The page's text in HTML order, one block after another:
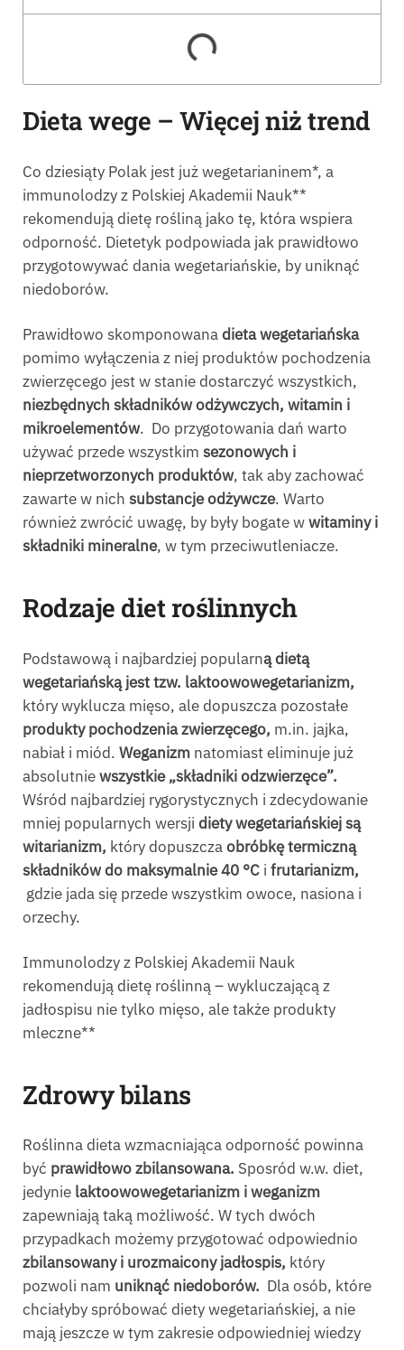
Dieta wege – Więcej niż trend
Co dziesiąty Polak jest już wegetarianinem*, a
immunolodzy z Polskiej Akademii Nauk**
rekomendują dietę rośliną jako tę, która wspiera
odporność. Dietetyk podpowiada jak prawidłowo
przygotowywać dania wegetariańskie, by uniknąć
niedoborów.
Prawidłowo skomponowanadieta wegetariańska
pomimo wyłączenia z niej produktów pochodzenia
zwierzęcego jest w stanie dostarczyć wszystkich,
niezbędnych składników odżywczych, witamin i
mikroelementów. Do przygotowania dań warto
używać przede wszystkim sezonowych i
nieprzetworzonych produktów, tak aby zachować
zawarte w nich substancje odżywcze. Warto
również zwrócić uwagę, by były bogate wwitaminy i
składniki mineralne, w tym przeciwutleniacze.
Rodzaje diet roślinnych
Podstawową i najbardziej popularną dietą
wegetariańską jest tzw. laktoowowegetarianizm,
który wyklucza mięso, ale dopuszcza pozostałe
produkty pochodzenia zwierzęcego, m.in. jajka,
nabiał i miód. Weganizm natomiast eliminuje już
absolutniewszystkie „składniki odzwierzęce”.
Wśród najbardziej rygorystycznych i zdecydowanie
mniej popularnych wersji diety wegetariańskiej są
witarianizm, który dopuszczaobróbkę termiczną
składników do maksymalnie 40 °C i frutarianizm,
gdzie jada się przede wszystkim owoce, nasiona i
orzechy.
Immunolodzy z Polskiej Akademii Nauk
rekomendują dietę roślinną – wykluczającą z
jadłospisu nie tylko mięso, ale także produkty
mleczne**
Zdrowy bilans
Roślinna dieta wzmacniająca odporność powinna
być prawidłowo zbilansowana. Sposród w.w. diet,
jedynie laktoowowegetarianizm i weganizm
zapewniają taką możliwość. W tych dwóch
przypadkach możemy przygotować odpowiednio
zbilansowany i urozmaicony jadłospis, który
pozwoli nam uniknąć niedoborów. Dla osób, które
chciałyby spróbować diety wegetariańskiej, a nie
mają jeszcze w tym zakresie odpowiedniej wiedzy